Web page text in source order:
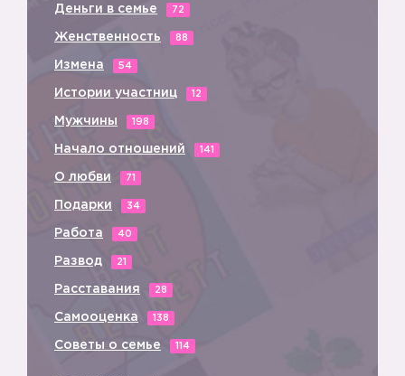
Деньги в семье 72
Женственность 88
Измена 54
Истории участниц 12
Мужчины 198
Начало отношений 141
О любви 71
Подарки 34
Работа 40
Развод 21
Расставания 28
Самооценка 138
Советы о семье 114